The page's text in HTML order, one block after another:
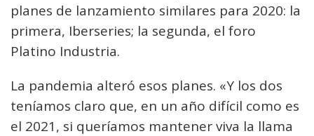
planes de lanzamiento similares para 2020: la
primera, Iberseries; la segunda, el foro
Platino Industria.
La pandemia alteró esos planes. «Y los dos
teníamos claro que, en un año difícil como es
el 2021, si queríamos mantener viva la llama